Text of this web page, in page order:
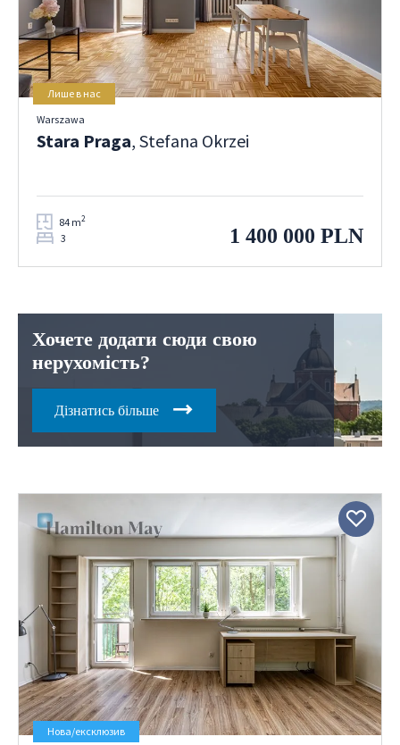
Лише в нас
Warszawa
Stara Praga, Stefana Okrzei
84 m2
3 1 400 000 PLN
Хочете додати сюди свою
нерухомість?
Дізнатись більше
Нова/ексклюзив